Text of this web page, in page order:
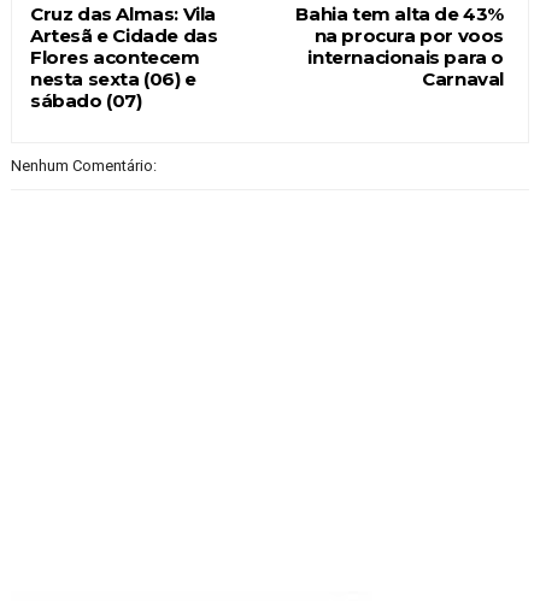
Bahia tem alta de 43%
na procura por voos
internacionais para o
Carnaval
Cruz das Almas: Vila
Artesã e Cidade das
Flores acontecem
nesta sexta (06) e
sábado (07)
Nenhum Comentário: